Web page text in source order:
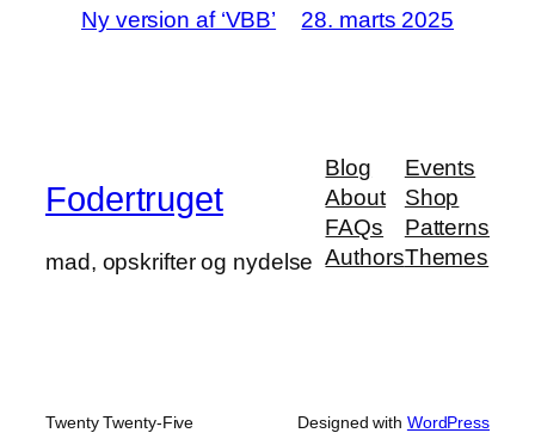
Ny version af ‘VBB’ 28. marts 2025
Fodertruget
mad, opskrifter og nydelse
Blog
About
FAQs
Authors
Events
Shop
Patterns
Themes
Twenty Twenty-Five Designed with WordPress